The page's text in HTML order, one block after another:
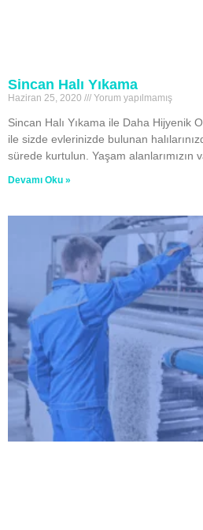
Sincan Halı Yıkama
Haziran 25, 2020 Yorum yapılmamış
Sincan Halı Yıkama ile Daha Hijyenik
ile sizde evlerinizde bulunan
sürede kurtulun. Yaşam alanlarımızın
Devamı Oku »